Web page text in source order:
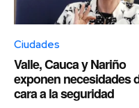
Ciudades
Valle, Cauca y Nariño
exponen necesidades
cara a la seguridad